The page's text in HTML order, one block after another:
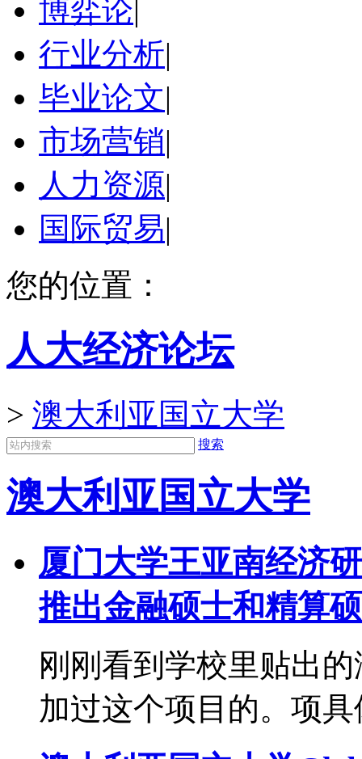
博弈论|
行业分析|
毕业论文|
市场营销|
人力资源|
国际贸易|
您的位置：
人大经济论坛
> 澳大利亚国立大学
搜索
澳大利亚国立大学
厦门大学王亚南经济
推出金融硕士和精算
刚刚看到学校里贴出
加过这个项目的。项